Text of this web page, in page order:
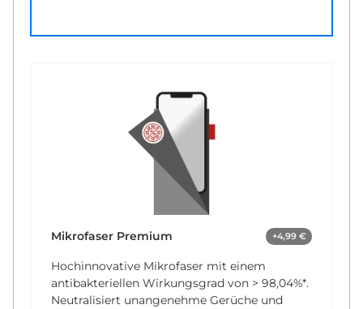
Mikrofaser Premium +4,99 €
Hochinnovative Mikrofaser mit einem
antibakteriellen Wirkungsgrad von > 98,04%*.
Neutralisiert unangenehme Gerüche und